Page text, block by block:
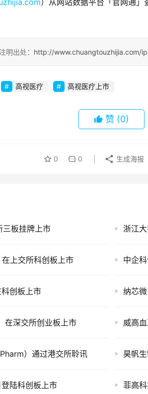
）从网站数据平台「官网通
明出处： http://www.chuangtouzhijia.com/
高视医疗 高视医疗上市
赞 (0)
0 0 生成海报
三板挂牌上市 浙江
上交所科创板上市 中企
创板上市 纳芯
在深交所创业板上市 威高
）通过港交所聆讯 昊帆
陆科创板上市 菲高